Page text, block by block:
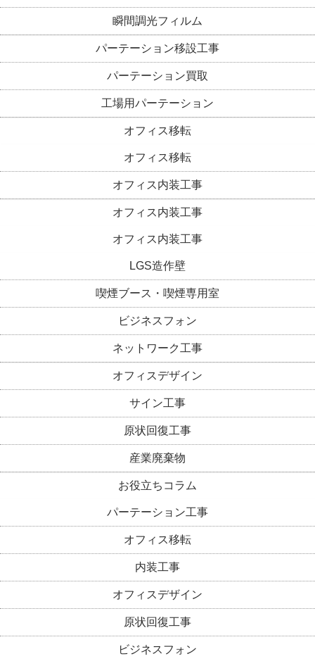
瞬間調光フィルム
パーテーション移設工事
パーテーション買取
工場用パーテーション
オフィス移転
オフィス移転
オフィス内装工事
オフィス内装工事
オフィス内装工事
LGS造作壁
喫煙ブース・喫煙専用室
ビジネスフォン
ネットワーク工事
オフィスデザイン
サイン工事
原状回復工事
産業廃棄物
お役立ちコラム
パーテーション工事
オフィス移転
内装工事
オフィスデザイン
原状回復工事
ビジネスフォン